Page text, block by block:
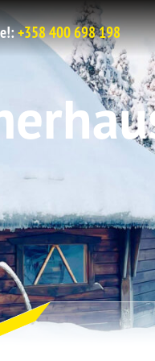
+358 400 698 198